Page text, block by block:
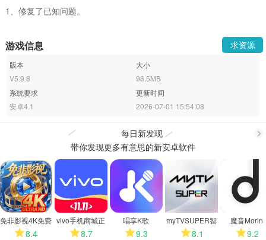
1、修复了已知问题。
游戏信息 求资源
版本
V5.9.8
大小
98.5MB
系统要求
安卓4.1
更新时间
2026-07-01 15:54:08
每日新发现
带你发现更多有意思的新安卓软件
免非影视4K免费
版8.4
vivo手机商城正
版8.7
唱享K歌
9.3
myTVSUPER智
能电视版
8.1
魔音Morin
9.2